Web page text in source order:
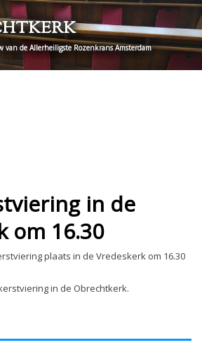
van de Allerheiligste Rozenkrans Amsterdam
in de
om 16.30
plaats in de Vredeskerk om 16.30
in de Obrechtkerk.